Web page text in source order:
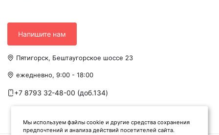
Напишите нам
Пятигорск, Бештаугорское шоссе 23
ежедневно, 9:00 - 18:00
+7 8793 32-48-00 (доб.134)
Мы используем файлы cookie и другие средства сохранения
предпочтений и анализа действий посетителей сайта.